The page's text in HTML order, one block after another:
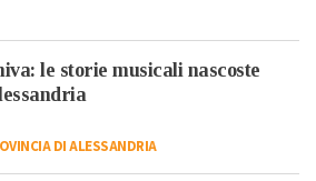
le storie musicali nascoste
DI ALESSANDRIA